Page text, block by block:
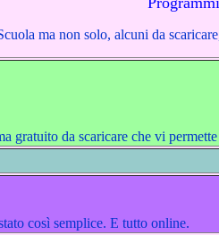
ma non solo, alcuni da
gratuito da scaricare che vi
così semplice. E tutto online.